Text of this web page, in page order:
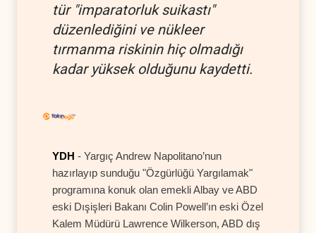
tür "imparatorluk suikastı"
düzenlediğini ve nükleer
tırmanma riskinin hiç olmadığı
kadar yüksek olduğunu kaydetti.
YDH - Yargıç Andrew Napolitano’nun
hazırlayıp sunduğu "Özgürlüğü Yargılamak"
programına konuk olan emekli Albay ve ABD
eski Dışişleri Bakanı Colin Powell’ın eski Özel
Kalem Müdürü Lawrence Wilkerson, ABD dış